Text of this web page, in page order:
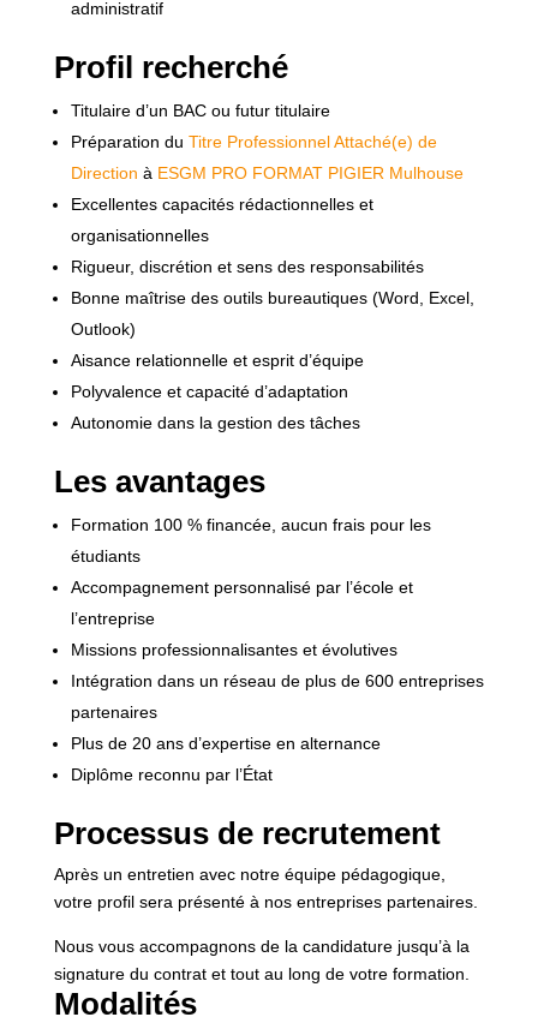
administratif
Profil recherché
Titulaire d’un BAC ou futur titulaire
Préparation du Titre Professionnel Attaché(e) de
Direction à ESGM PRO FORMAT PIGIER Mulhouse
Excellentes capacités rédactionnelles et
organisationnelles
Rigueur, discrétion et sens des responsabilités
Bonne maîtrise des outils bureautiques (Word, Excel,
Outlook)
Aisance relationnelle et esprit d’équipe
Polyvalence et capacité d’adaptation
Autonomie dans la gestion des tâches
Les avantages
Formation 100 % financée, aucun frais pour les
étudiants
Accompagnement personnalisé par l’école et
l’entreprise
Missions professionnalisantes et évolutives
Intégration dans un réseau de plus de 600 entreprises
partenaires
Plus de 20 ans d’expertise en alternance
Diplôme reconnu par l’État
Processus de recrutement
Après un entretien avec notre équipe pédagogique,
votre profil sera présenté à nos entreprises partenaires.
Nous vous accompagnons de la candidature jusqu’à la
signature du contrat et tout au long de votre formation.
Modalités